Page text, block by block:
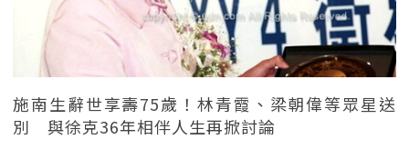
施南生辭世享壽75歲！林青霞、梁朝偉等眾星送
別 與徐克36年相伴人生再掀討論